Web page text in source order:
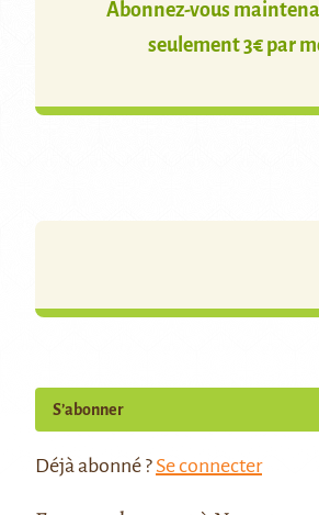
Abonnez-vous
seulement 3€ par
S’abonner
Déjà abonné ? Se connecter